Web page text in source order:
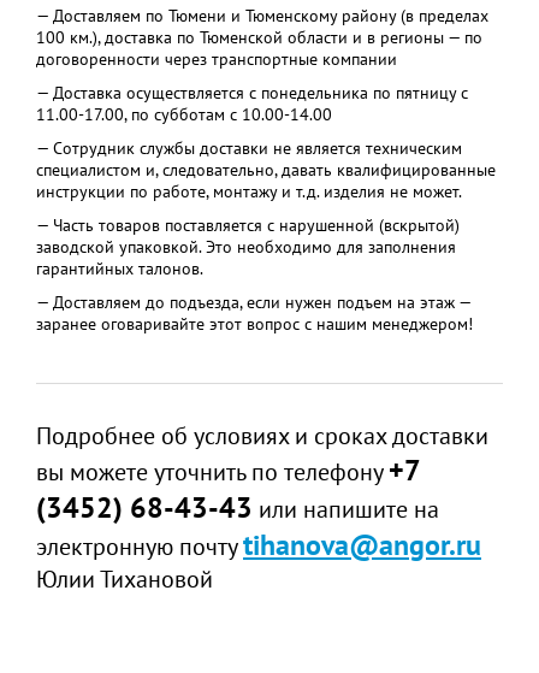
— Доставляем по Тюмени и Тюменскому району (в пределах
100 км.), доставка по Тюменской области и в регионы — по
договоренности через транспортные компании
— Доставка осуществляется с понедельника по пятницу с
11.00-17.00, по субботам с 10.00-14.00
— Сотрудник службы доставки не является техническим
специалистом и, следовательно, давать квалифицированные
инструкции по работе, монтажу и т.д. изделия не может.
— Часть товаров поставляется с нарушенной (вскрытой)
заводской упаковкой. Это необходимо для заполнения
гарантийных талонов.
— Доставляем до подъезда, если нужен подъем на этаж —
заранее оговаривайте этот вопрос с нашим менеджером!
Подробнее об условиях и сроках доставки
вы можете уточнить по телефону+7
(3452) 68-43-43 или напишите на
электронную почтуtihanova@angor.ru
Юлии Тихановой